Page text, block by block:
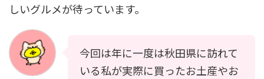
しいグルメが待っています。
今回は年に一度は秋田県に訪れて
いる私が実際に買ったお土産やお